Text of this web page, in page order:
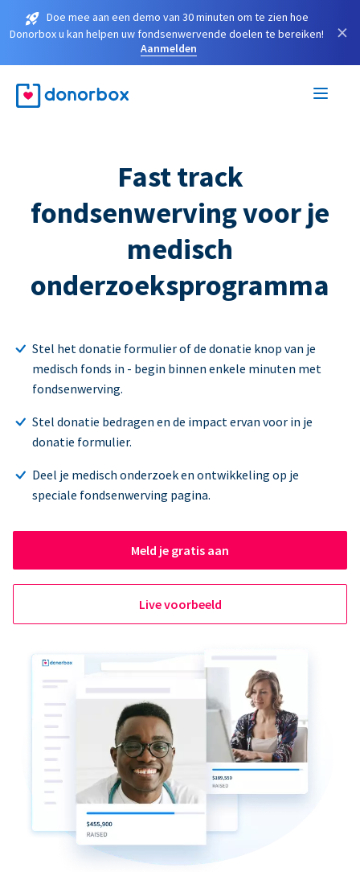
Doe mee aan een demo van 30 minuten om te zien hoe
Donorbox u kan helpen uw fondsenwervende doelen te bereiken!
Aanmelden
×
Fast track
fondsenwerving voor je
medisch
onderzoeksprogramma
Stel het donatie formulier of de donatie knop van je
medisch fonds in - begin binnen enkele minuten met
fondsenwerving.
Stel donatie bedragen en de impact ervan voor in je
donatie formulier.
Deel je medisch onderzoek en ontwikkeling op je
speciale fondsenwerving pagina.
Meld je gratis aan
Live voorbeeld